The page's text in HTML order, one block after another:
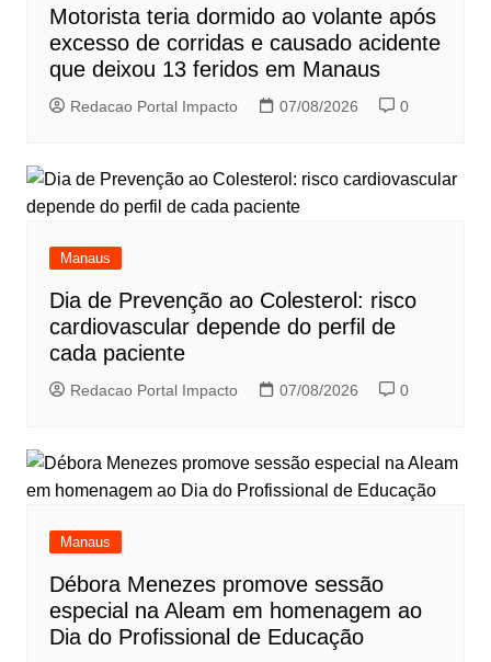
Motorista teria dormido ao volante após
excesso de corridas e causado acidente
que deixou 13 feridos em Manaus
Redacao Portal Impacto 07/08/2026 0
Manaus
Dia de Prevenção ao Colesterol: risco
cardiovascular depende do perfil de
cada paciente
Redacao Portal Impacto 07/08/2026 0
Manaus
Débora Menezes promove sessão
especial na Aleam em homenagem ao
Dia do Profissional de Educação